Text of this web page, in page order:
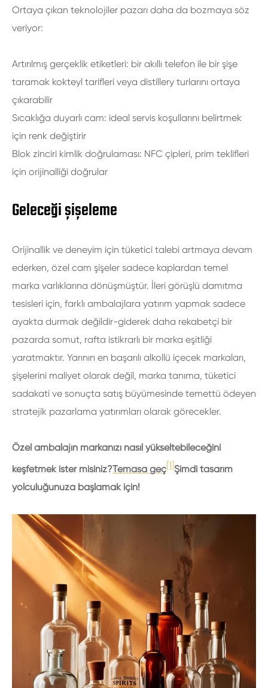
Ortaya çıkan teknolojiler pazarı daha da bozmaya söz
veriyor:
Artırılmış gerçeklik etiketleri: bir akıllı telefon ile bir şişe
taramak kokteyl tarifleri veya distillery turlarını ortaya
çıkarabilir
Sıcaklığa duyarlı cam: ideal servis koşullarını belirtmek
için renk değiştirir
Blok zinciri kimlik doğrulaması: NFC çipleri, prim teklifleri
için orijinalliği doğrular
Geleceği şişeleme
Orijinallik ve deneyim için tüketici talebi artmaya devam
ederken, özel cam şişeler sadece kaplardan temel
marka varlıklarına dönüşmüştür. İleri görüşlü damıtma
tesisleri için, farklı ambalajlara yatırım yapmak sadece
ayakta durmak değildir-giderek daha rekabetçi bir
pazarda somut, rafta istikrarlı bir marka eşitliği
yaratmaktır. Yarının en başarılı alkollü içecek markaları,
şişelerini maliyet olarak değil, marka tanıma, tüketici
sadakati ve sonuçta satış büyümesinde temettü ödeyen
stratejik pazarlama yatırımları olarak görecekler.
Özel ambalajın markanızı nasıl yükseltebileceğini
keşfetmek ister misiniz?Temasa geç[1]Şimdi tasarım
yolculuğunuza başlamak için!